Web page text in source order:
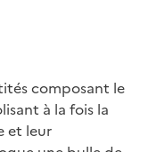
composant le
à la fois la
et leur